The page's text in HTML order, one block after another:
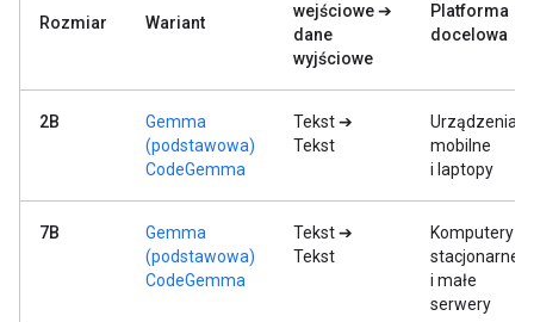
Rozmiar Wariant
wejściowe ➔
dane
wyjściowe
Platforma
docelowa
2B
Gemma
(podstawowa)
CodeGemma
Tekst ➔
Tekst
Urządzenia
mobilne
i laptopy
7B
Gemma
(podstawowa)
CodeGemma
Tekst ➔
Tekst
Komputery
stacjonarne
i małe
serwery